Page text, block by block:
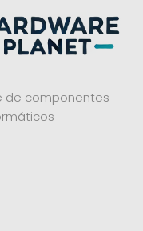
de componentes